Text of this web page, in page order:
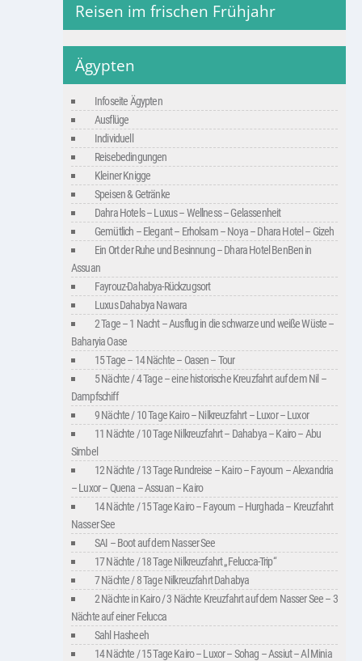
Reisen im frischen Frühjahr
Ägypten
Infoseite Ägypten
Ausflüge
Individuell
Reisebedingungen
Kleiner Knigge
Speisen & Getränke
Dahra Hotels – Luxus – Wellness – Gelassenheit
Gemütlich – Elegant – Erholsam – Noya – Dhara Hotel – Gizeh
Ein Ort der Ruhe und Besinnung – Dhara Hotel BenBen in
Assuan
Fayrouz-Dahabya-Rückzugsort
Luxus Dahabya Nawara
2 Tage – 1 Nacht – Ausflug in die schwarze und weiße Wüste –
Baharyia Oase
15 Tage – 14 Nächte – Oasen – Tour
5 Nächte / 4 Tage – eine historische Kreuzfahrt auf dem Nil –
Dampfschiff
9 Nächte / 10 Tage Kairo – Nilkreuzfahrt – Luxor – Luxor
11 Nächte / 10 Tage Nilkreuzfahrt – Dahabya – Kairo – Abu
Simbel
12 Nächte / 13 Tage Rundreise – Kairo – Fayoum – Alexandria
– Luxor – Quena – Assuan – Kairo
14 Nächte / 15 Tage Kairo – Fayoum – Hurghada – Kreuzfahrt
Nasser See
SAI – Boot auf dem Nasser See
17 Nächte / 18 Tage Nilkreuzfahrt „Felucca-Trip“
7 Nächte / 8 Tage Nilkreuzfahrt Dahabya
2 Nächte in Kairo / 3 Nächte Kreuzfahrt auf dem Nasser See – 3
Nächte auf einer Felucca
Sahl Hasheeh
14 Nächte / 15 Tage Kairo – Luxor – Sohag – Assiut – Al Minia